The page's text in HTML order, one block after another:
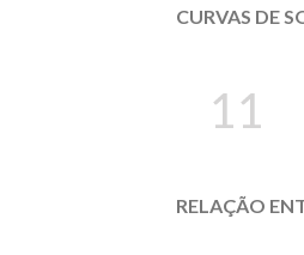
CURVAS DE
11
RELAÇÃO